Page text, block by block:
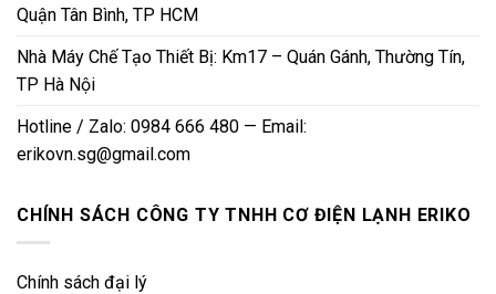
Quận Tân Bình, TP HCM
Nhà Máy Chế Tạo Thiết Bị: Km17 – Quán Gánh, Thường Tín,
TP Hà Nội
Hotline / Zalo: 0984 666 480 — Email:
erikovn.sg@gmail.com
CHÍNH SÁCH CÔNG TY TNHH CƠ ĐIỆN LẠNH ERIKO
Chính sách đại lý